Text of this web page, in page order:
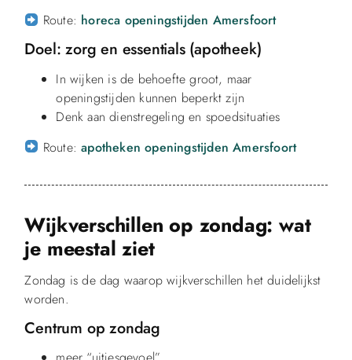
Route: horeca openingstijden Amersfoort
Doel: zorg en essentials (apotheek)
In wijken is de behoefte groot, maar
openingstijden kunnen beperkt zijn
Denk aan dienstregeling en spoedsituaties
Route:apotheken openingstijden Amersfoort
Wijkverschillen op zondag: wat
je meestal ziet
Zondag is de dag waarop wijkverschillen het duidelijkst
worden.
Centrum op zondag